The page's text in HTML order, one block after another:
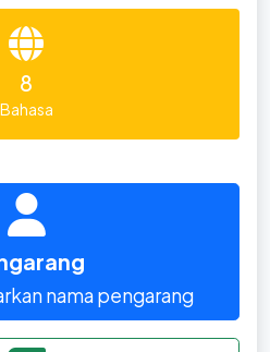
8
Bahasa
nama pengarang